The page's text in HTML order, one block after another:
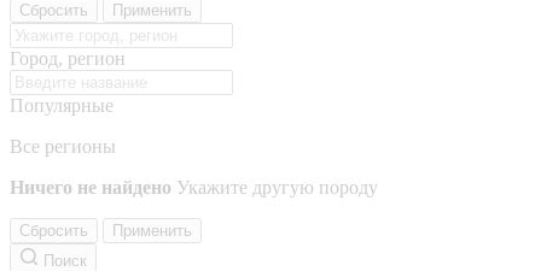
Сбросить Применить
Город, регион
Популярные
Все регионы
Ничего не найдено Укажите другую породу
Сбросить
Применить
Поиск